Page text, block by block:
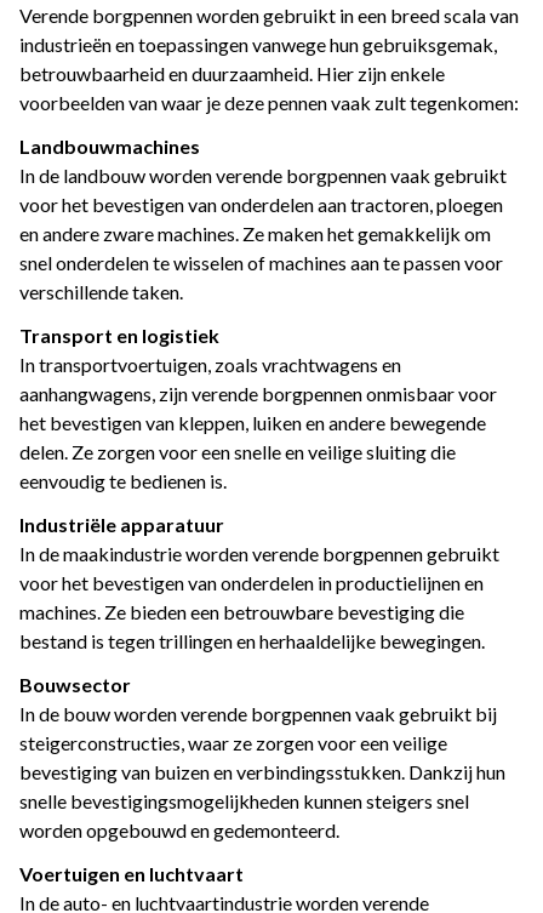
Verende borgpennen worden gebruikt in een breed scala van
industrieën en toepassingen vanwege hun gebruiksgemak,
betrouwbaarheid en duurzaamheid. Hier zijn enkele
voorbeelden van waar je deze pennen vaak zult tegenkomen:
Landbouwmachines
In de landbouw worden verende borgpennen vaak gebruikt
voor het bevestigen van onderdelen aan tractoren, ploegen
en andere zware machines. Ze maken het gemakkelijk om
snel onderdelen te wisselen of machines aan te passen voor
verschillende taken.
Transport en logistiek
In transportvoertuigen, zoals vrachtwagens en
aanhangwagens, zijn verende borgpennen onmisbaar voor
het bevestigen van kleppen, luiken en andere bewegende
delen. Ze zorgen voor een snelle en veilige sluiting die
eenvoudig te bedienen is.
Industriële apparatuur
In de maakindustrie worden verende borgpennen gebruikt
voor het bevestigen van onderdelen in productielijnen en
machines. Ze bieden een betrouwbare bevestiging die
bestand is tegen trillingen en herhaaldelijke bewegingen.
Bouwsector
In de bouw worden verende borgpennen vaak gebruikt bij
steigerconstructies, waar ze zorgen voor een veilige
bevestiging van buizen en verbindingsstukken. Dankzij hun
snelle bevestigingsmogelijkheden kunnen steigers snel
worden opgebouwd en gedemonteerd.
Voertuigen en luchtvaart
In de auto- en luchtvaartindustrie worden verende